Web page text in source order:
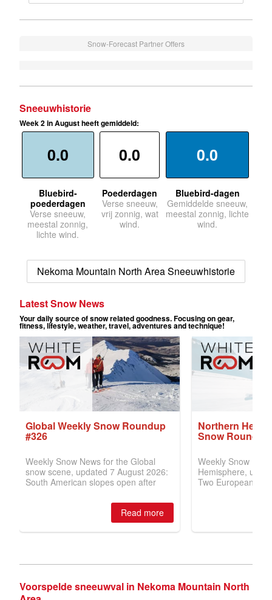
Snow-Forecast Partner Offers
Sneeuwhistorie
Week 2 in August heeft gemiddeld:
0.0
Bluebird-
poederdagen
Verse sneeuw,
meestal zonnig,
lichte wind.
0.0
Poederdagen
Verse sneeuw,
vrij zonnig, wat
wind.
0.0
Bluebird-dagen
Gemiddelde sneeuw,
meestal zonnig, lichte
wind.
Nekoma Mountain North Area Sneeuwhistorie
Voorspelde sneeuwval in Nekoma Mountain North